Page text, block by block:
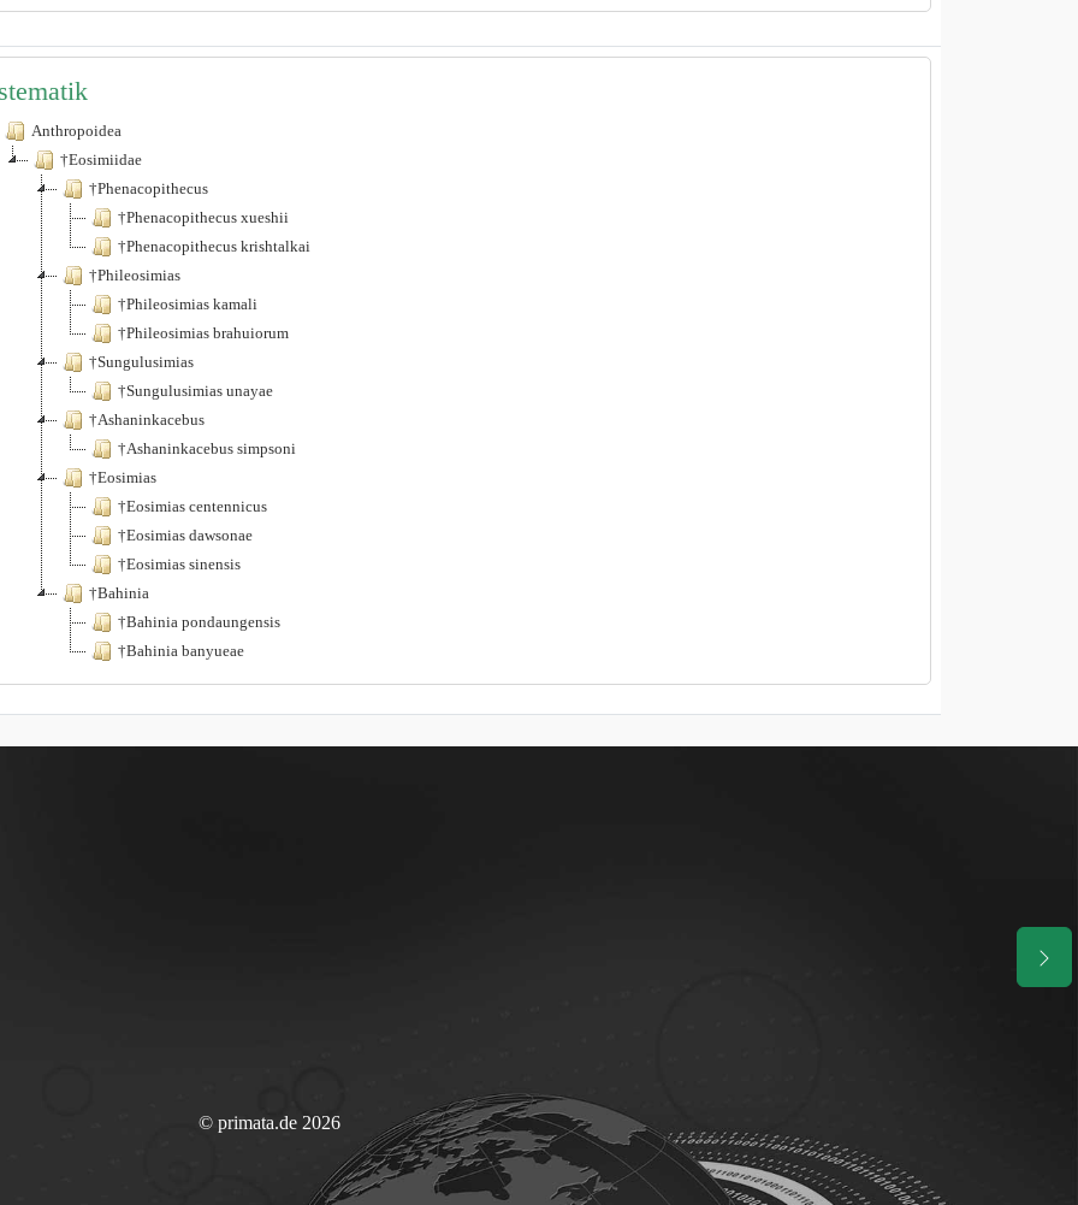
Anthropoidea
†Eosimiidae
†Phenacopithecus
†Phenacopithecus xueshii
†Phenacopithecus krishtalkai
†Phileosimias
†Phileosimias kamali
†Phileosimias brahuiorum
†Sungulusimias
†Sungulusimias unayae
†Ashaninkacebus
†Ashaninkacebus simpsoni
†Eosimias
†Eosimias centennicus
†Eosimias dawsonae
†Eosimias sinensis
†Bahinia
†Bahinia pondaungensis
†Bahinia banyueae
© primata.de 2026